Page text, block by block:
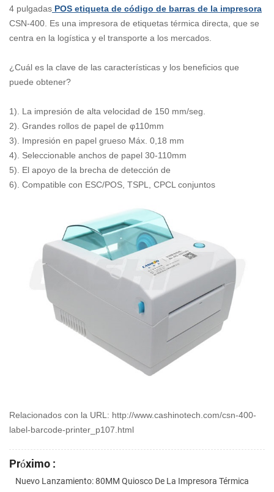
4 pulgadas POS etiqueta de código de barras de la impresora
CSN-400. Es una impresora de etiquetas térmica directa, que se
centra en la logística y el transporte a los mercados.
¿Cuál es la clave de las características y los beneficios que
puede obtener?
1). La impresión de alta velocidad de 150 mm/seg.
2). Grandes rollos de papel de φ110mm
3). Impresión en papel grueso Máx. 0,18 mm
4). Seleccionable anchos de papel 30-110mm
5). El apoyo de la brecha de detección de
6). Compatible con ESC/POS, TSPL, CPCL conjuntos
Relacionados con la URL: http://www.cashinotech.com/csn-400-
label-barcode-printer_p107.html
Próximo :
Nuevo Lanzamiento: 80MM Quiosco De La Impresora Térmica